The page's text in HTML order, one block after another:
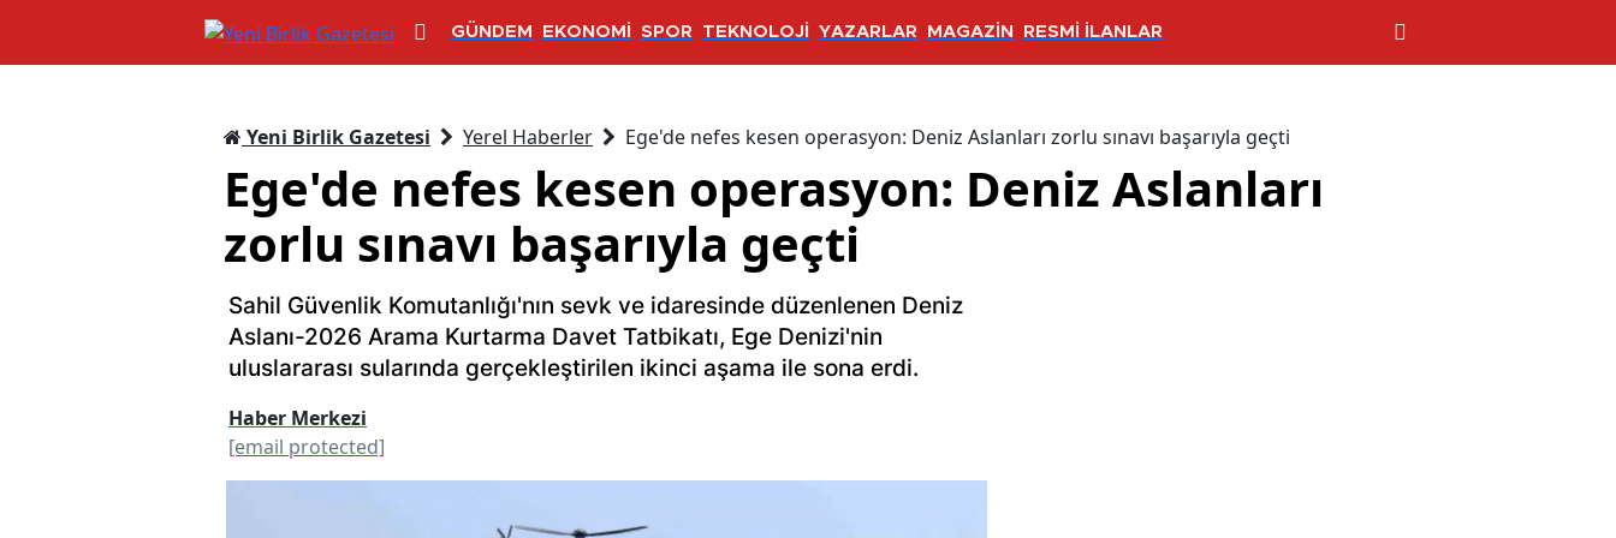
GÜNDEM EKONOMİ SPOR TEKNOLOJİ YAZARLAR MAGAZİN RESMİ İLANLAR
Yeni Birlik Gazetesi Yerel Haberler Ege'de nefes kesen operasyon: Deniz Aslanları zorlu sınavı başarıyla geçti
Ege'de nefes kesen operasyon: Deniz Aslanları
zorlu sınavı başarıyla geçti
Sahil Güvenlik Komutanlığı'nın sevk ve idaresinde düzenlenen Deniz
Aslanı-2026 Arama Kurtarma Davet Tatbikatı, Ege Denizi'nin
uluslararası sularında gerçekleştirilen ikinci aşama ile sona erdi.
Haber Merkezi
[email protected]